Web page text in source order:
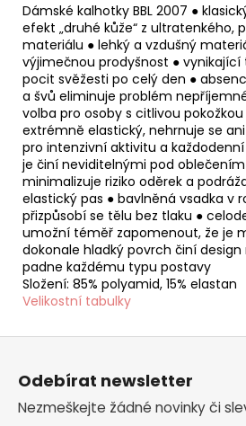
Dámské kalhotky BBL 2007 ●
efekt „druhé kůže“ z ultratenkého,
materiálu ● lehký a vzdušný
výjimečnou prodyšnost ●
pocit svěžesti po celý den ●
a švů eliminuje problém
volba pro osoby s citlivou
extrémně elastický, nehrnuje se
pro intenzivní aktivitu a
je činí neviditelnými pod
minimalizuje riziko oděrek a
elastický pas ● bavlněná vsadka v
přizpůsobí se tělu bez tlaku ●
umožní téměř zapomenout, že je
dokonale hladký povrch činí
padne každému typu postavy
Složení: 85% polyamid, 15% elastan
Velikostní tabulky
Z
Odebírat newsletter
Nezmeškejte žádné novinky či